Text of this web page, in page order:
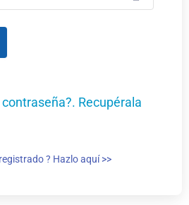
Recupérala
? Hazlo aquí >>